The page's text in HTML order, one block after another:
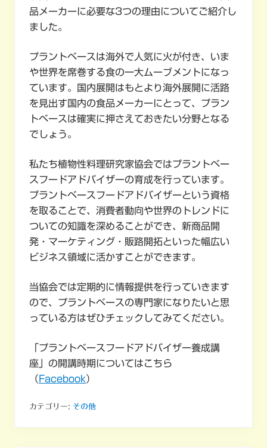
品メーカーに必要な3つの理由についてご紹介し
ました。
プラントベースは海外で人気に火が付き、いま
や世界を席巻する食の一大ムーブメントになっ
ています。国内展開はもとより海外展開に活路
を見出す国内の食品メーカーにとって、プラン
トベースは確実に押さえておきたい分野となる
でしょう。
私たち植物性料理研究家協会ではプラントベー
スフードアドバイザーの育成を行っています。
プラントベースフードアドバイザーという資格
を取ることで、消費者動向や世界のトレンドに
ついての知識を深めることができ、新商品開
発・マーケティング・販路開拓といった幅広い
ビジネス領域に活かすことができます。
当協会では定期的に情報提供を行っていきます
ので、プラントベースの専門家になりたいと思
っている方はぜひチェックしてみてください。
「プラントベースフードアドバイザー養成講
座」の開講時期についてはこちら
（ Facebook）
カテゴリー: その他